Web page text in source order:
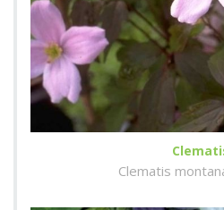
Clematis